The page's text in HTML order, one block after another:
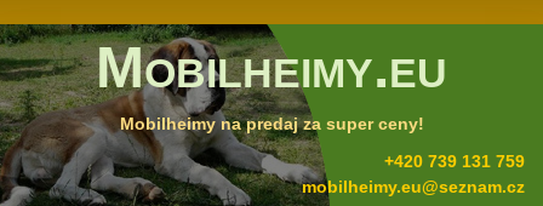
Mobilheimy.eu
Mobilheimy na predaj za super ceny!
+420 739 131 759
mobilheimy.eu@seznam.cz